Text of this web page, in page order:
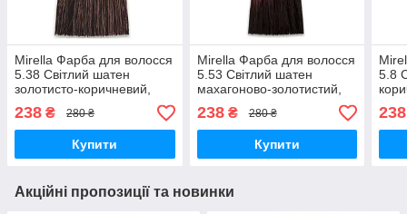
Mirella Фарба для волосся
5.38 Світлий шатен
золотисто-коричневий,
100 мл
238 ₴ 280 ₴
Купити
Mirella Фарба для волосся
5.53 Світлий шатен
махагоново-золотистий,
100 мл
238₴ 280 ₴
Купити
5.8
238
Акційні пропозиції та новинки